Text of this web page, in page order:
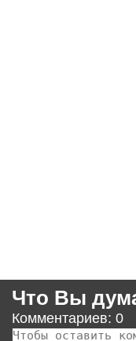
Что Вы
Комментариев: 0